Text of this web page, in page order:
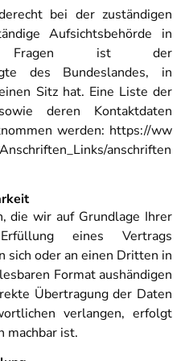
bei der zuständigen
Aufsichtsbehörde in
Fragen ist der
des Bundeslandes, in
Sitz hat. Eine Liste der
deren Kontaktdaten
werden: https://ww
anschriften
die wir auf Grundlage Ihrer
eines Vertrags
sich oder an einen Dritten in
Format aushändigen
Übertragung der Daten
verlangen, erfolgt
machbar ist.